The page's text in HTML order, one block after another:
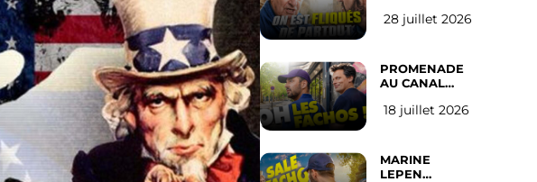
SUR LES
l’avis des
Français
28 juillet 2026
PROMENADE
AU CANAL
(les gauchistes
18 juillet 2026
MARINE
LEPEN